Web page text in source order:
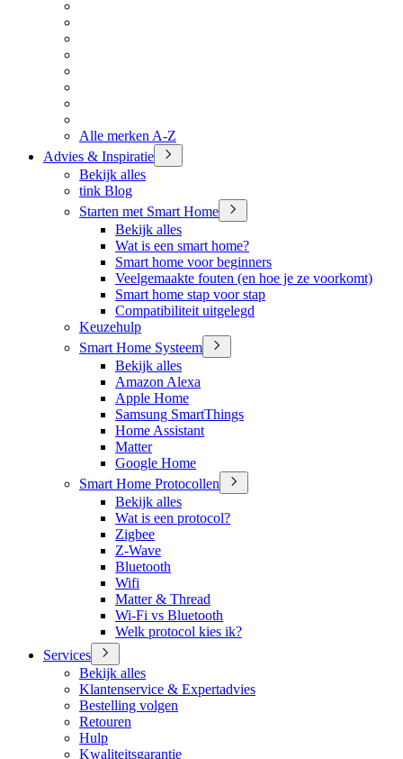
Alle merken A-Z
Advies & Inspiratie
Bekijk alles
tink Blog
Starten met Smart Home
Bekijk alles
Wat is een smart home?
Smart home voor beginners
Veelgemaakte fouten (en hoe je ze voorkomt)
Smart home stap voor stap
Compatibiliteit uitgelegd
Keuzehulp
Smart Home Systeem
Bekijk alles
Amazon Alexa
Apple Home
Samsung SmartThings
Home Assistant
Matter
Google Home
Smart Home Protocollen
Bekijk alles
Wat is een protocol?
Zigbee
Z-Wave
Bluetooth
Wifi
Matter & Thread
Wi-Fi vs Bluetooth
Welk protocol kies ik?
Services
Bekijk alles
Klantenservice & Expertadvies
Bestelling volgen
Retouren
Hulp
Kwaliteitsgarantie